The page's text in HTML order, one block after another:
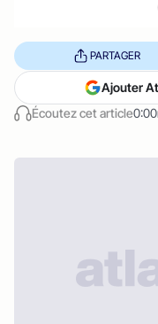
Écoutez cet article
PARTAGER
Ajouter